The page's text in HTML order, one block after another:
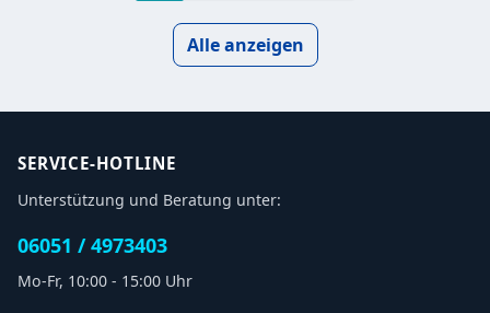
Nikotinsalz
Alle anzeigen
SERVICE-HOTLINE
Unterstützung und Beratung unter:
06051 / 4973403
Mo-Fr, 10:00 - 15:00 Uhr